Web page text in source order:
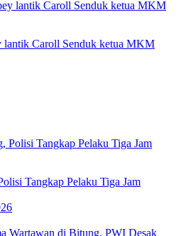
lantik Caroll Senduk ketua MKM
Tangkap Pelaku Tiga Jam
Wartawan di Bitung, PWI Desak